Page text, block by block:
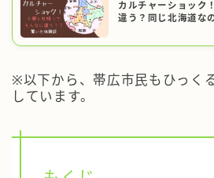
カルチャーショック
違う？同じ北海道な
※以下から、帯広市民もひっく
しています。